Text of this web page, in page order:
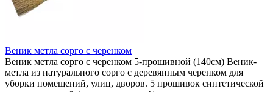
Веник метла сорго с черенком
Веник метла сорго с черенком 5-прошивной (140см) Веник-
метла из натурального сорго с деревянным черенком для
уборки помещений, улиц, дворов. 5 прошивок синтетической